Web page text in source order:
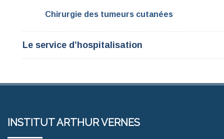
Chirurgie des tumeurs cutanées
Le service d’hospitalisation
INSTITUT ARTHUR VERNES